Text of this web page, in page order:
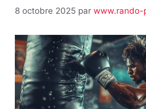
8 octobre 2025 par www.rando-